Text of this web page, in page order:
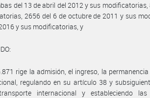
del 13 de abril del 2012 y sus modificatorias,
2656 del 6 de octubre de 2011 y sus
y sus modificatorias, y
rige la admisión, el ingreso, la
regulando en su artículo 38 y
internacional y estableciendo